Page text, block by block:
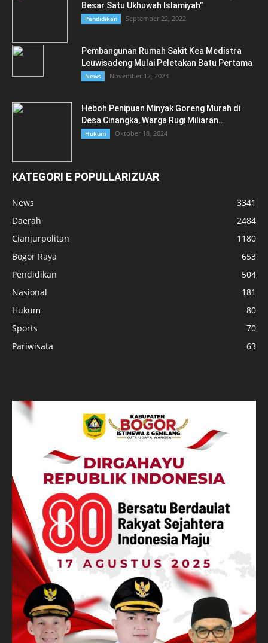
Besar Satu Ukhuwah Islamiyah”
Pendidikan September 22, 2022
Pembangunan Rumah Sakit Kea Medistra
Leuwisadeng Mulai Peletakan Batu Pertama
News November 12, 2023
Heboh Penipuan Minyak Goreng Murah di
Desa Cinangka, Warga Rugi Miliaran...
Hukum Oktober 18, 2024
KATEGORI E POPULLARIZUAR
News
3341
Daerah
2484
Cianjurpolitan
1180
Bogor Raya
653
Pendidikan
504
Nasional
181
Hukum
80
Sports
70
Pariwisata
63